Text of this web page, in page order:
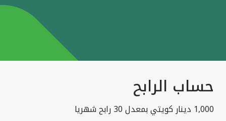
حساب الرابح
1,000 دينار كويتي بمعدل 30 رابح شهريا